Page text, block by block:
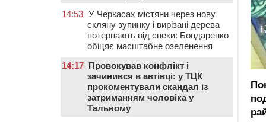
14:53 У Черкасах містяни через нову
скляну зупинку і вирізані дерева
потерпають від спеки: Бондаренко
обіцяє масштабне озеленення
14:17 Провокував конфлікт і
зачинився в автівці: у ТЦК
прокоментували скандал із
затриманням чоловіка у
Тальному